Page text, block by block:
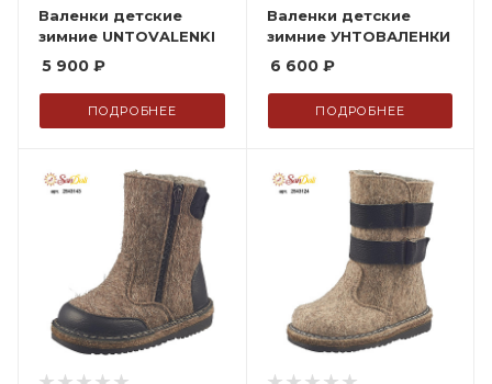
Валенки детские
зимние UNTOVALENKI
5 900 ₽
ПОДРОБНЕЕ
Валенки детские
зимние УНТОВАЛЕНКИ
6 600₽
ПОДРОБНЕЕ